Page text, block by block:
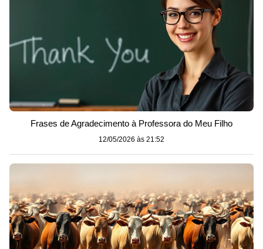
Frases de Agradecimento à Professora do Meu Filho
12/05/2026 às 21:52